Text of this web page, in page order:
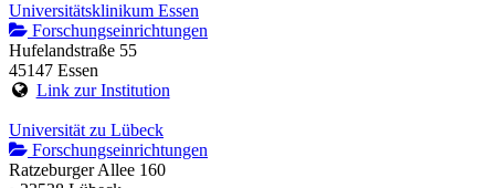
Universitätsklinikum Essen
Forschungseinrichtungen
Hufelandstraße 55
45147 Essen
Link zur Institution
Universität zu Lübeck
Forschungseinrichtungen
Ratzeburger Allee 160